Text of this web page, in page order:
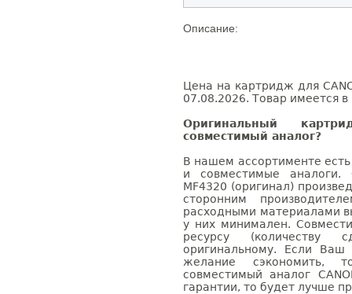
Описание:
Цена на картридж для
07.08.2026. Товар имеется в
Оригинальный
совместимый аналог?
В нашем ассортименте
и совместимые аналоги.
MF4320 (оригинал)
сторонним
расходными материалами
у них минимален.
ресурсу (количеству
оригинальному. Если
желание сэкономить,
совместимый аналог
гарантии, то будет лучше